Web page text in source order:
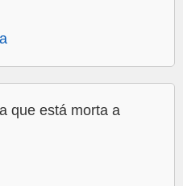
que está morta a